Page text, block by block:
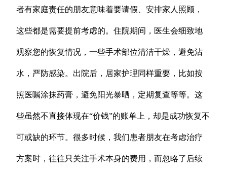
者有家庭责任的朋友意味着要请假、安排家人照顾，
这些都是需要提前考虑的。住院期间，医生会细致地
观察您的恢复情况，一些手术部位清洁干燥，避免沾
水，严防感染。出院后，居家护理同样重要，比如按
照医嘱涂抹药膏，避免阳光暴晒，定期复查等等。这
些虽然不直接体现在“价钱”的账单上，却是成功恢复不
可或缺的环节。很多时候，我们患者朋友在考虑治疗
方案时，往往只关注手术本身的费用，而忽略了后续